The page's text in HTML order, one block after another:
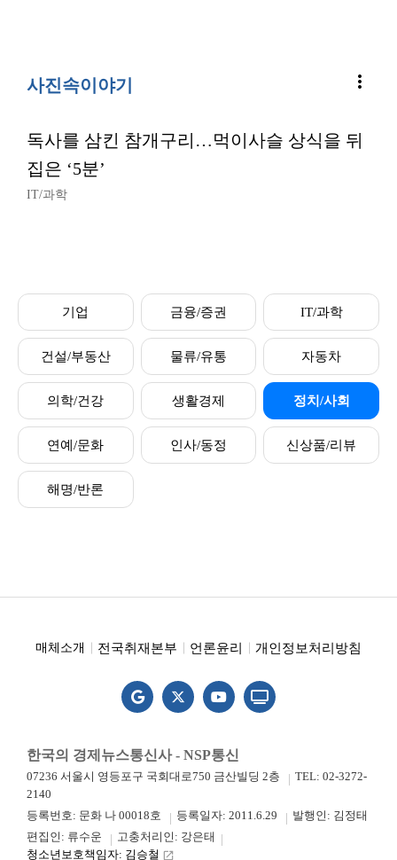
사진속이야기 more_vert
독사를 삼킨 참개구리…먹이사슬 상식을 뒤
집은 ‘5분’
IT/과학
기업 금융/증권 IT/과학
건설/부동산 물류/유통 자동차
의학/건강 생활경제 정치/사회
연예/문화 인사/동정 신상품/리뷰
해명/반론
매체소개 전국취재본부 언론윤리 개인정보처리방침
한국의 경제뉴스통신사 - NSP통신
07236 서울시 영등포구 국회대로750 금산빌딩 2층
TEL: 02-3272-
2140
등록번호: 문화 나 00018호
등록일자: 2011.6.29
발행인: 김정태
편집인: 류수운
고충처리인: 강은태
청소년보호책임자: 김승철 launch